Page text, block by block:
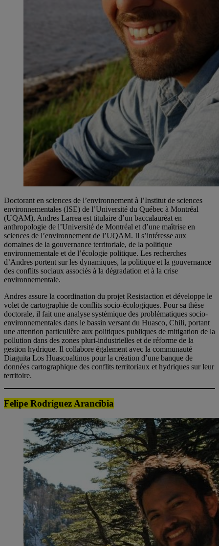
Doctorant en sciences de l’environnement à l’Institut de sciences
environnementales (ISE) de l’Université du Québec à Montréal
(UQAM), Andres Larrea est titulaire d’un baccalauréat en
anthropologie de l’Université de Montréal et d’une maîtrise en
sciences de l’environnement de l’UQAM. Il s’intéresse aux
domaines de la gouvernance territoriale, de la politique
environnementale et de l’écologie politique. Les recherches
d’Andres portent sur les dynamiques, la politique et la gouvernance
des conflits sociaux associés à la dégradation et à la crise
environnementale.
Andres assure la coordination du projet Resistaction et développe le
volet de cartographie de conflits socio-écologiques. Pour sa thèse
doctorale, il fait une analyse systémique des problématiques socio-
environnementales dans le bassin versant du Huasco, Chili, portant
une attention particulière aux politiques publiques de mitigation de la
pollution dans des zones pluri-industrielles et de réforme de la
gestion hydrique. Il collabore également avec la communauté
Diaguita Los Huascoaltinos pour la création d’une banque de
données cartographique des conflits territoriaux et hydriques sur leur
territoire.
Felipe Rodríguez Arancibia